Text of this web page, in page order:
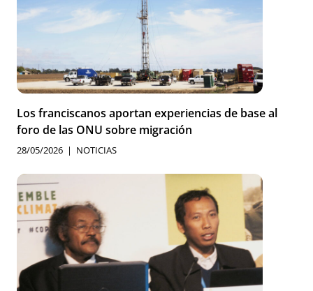
Los franciscanos aportan experiencias de base al
foro de las ONU sobre migración
28/05/2026 NOTICIAS